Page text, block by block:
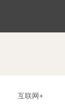
互联网+